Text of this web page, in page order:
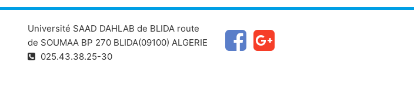
Université SAAD DAHLAB de BLIDA route
de SOUMAA BP 270 BLIDA(09100) ALGERIE
025.43.38.25-30